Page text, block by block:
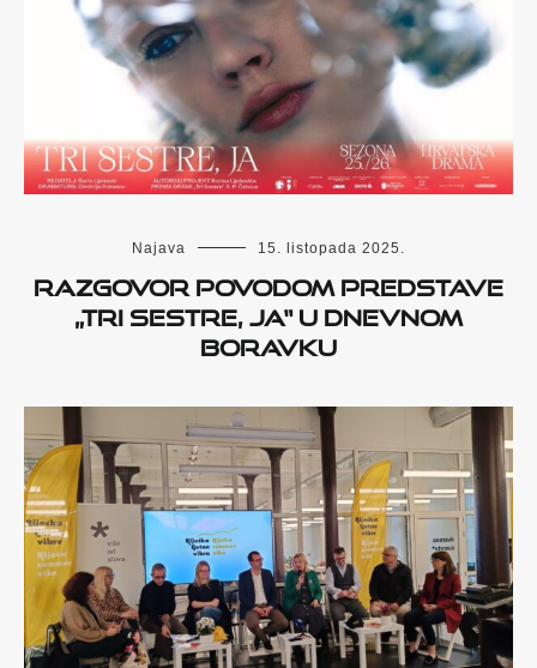
Najava 15. listopada 2025.
Razgovor povodom predstave
„Tri sestre, ja“ u Dnevnom
boravku